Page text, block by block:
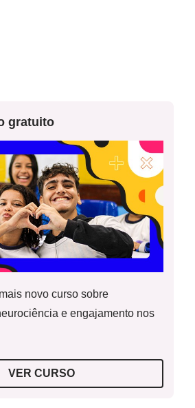
recursos hídricos da América
sistemas de nuvens na Amazônia
e discutir os desafios
e comercialização da água.
gratuito
novo curso sobre
e engajamento nos
VER CURSO